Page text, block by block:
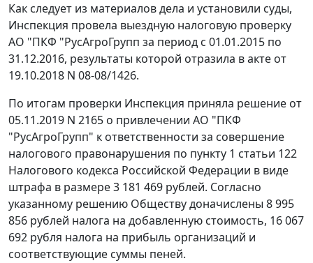
Как следует из материалов дела и установили суды,
Инспекция провела выездную налоговую проверку
АО "ПКФ "РусАгроГрупп за период с 01.01.2015 по
31.12.2016, результаты которой отразила в акте от
19.10.2018 N 08-08/1426.
По итогам проверки Инспекция приняла решение от
05.11.2019 N 2165 о привлечении АО "ПКФ
"РусАгроГрупп" к ответственности за совершение
налогового правонарушения по пункту 1 статьи 122
Налогового кодекса Российской Федерации в виде
штрафа в размере 3 181 469 рублей. Согласно
указанному решению Обществу доначислены 8 995
856 рублей налога на добавленную стоимость, 16 067
692 рубля налога на прибыль организаций и
соответствующие суммы пеней.